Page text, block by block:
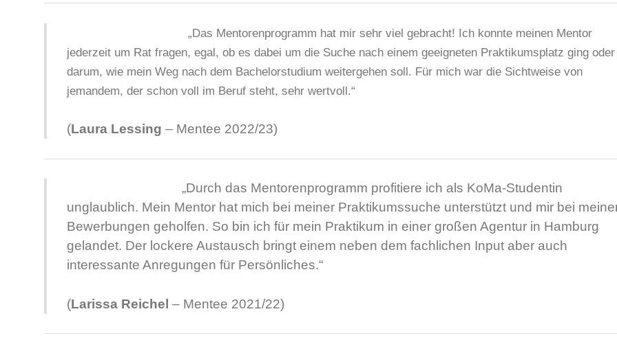
„Das Mentorenprogramm hat mir sehr viel gebracht! Ich konnte meinen Mentor
jederzeit um Rat fragen, egal, ob es dabei um die Suche nach einem geeigneten Praktikumsplatz ging oder
darum, wie mein Weg nach dem Bachelorstudium weitergehen soll. Für mich war die Sichtweise von
jemandem, der schon voll im Beruf steht, sehr wertvoll.“
(Laura Lessing – Mentee 2022/23)
„Durch das Mentorenprogramm profitiere ich als KoMa-Studentin
unglaublich. Mein Mentor hat mich bei meiner Praktikumssuche unterstützt und mir bei
Bewerbungen geholfen. So bin ich für mein Praktikum in einer großen Agentur in Hamburg
gelandet. Der lockere Austausch bringt einem neben dem fachlichen Input aber auch
interessante Anregungen für Persönliches.“
(Larissa Reichel – Mentee 2021/22)